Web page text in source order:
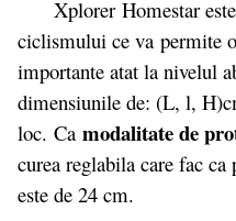
Xplorer Homestar este
ciclismului ce va permite
importante atat la nivelul
dimensiunile de: (L, l,
loc. Ca modalitate de
curea reglabila care fac
este de 24 cm.